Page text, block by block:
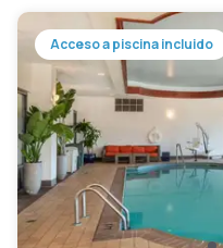
Acceso a piscina incluido